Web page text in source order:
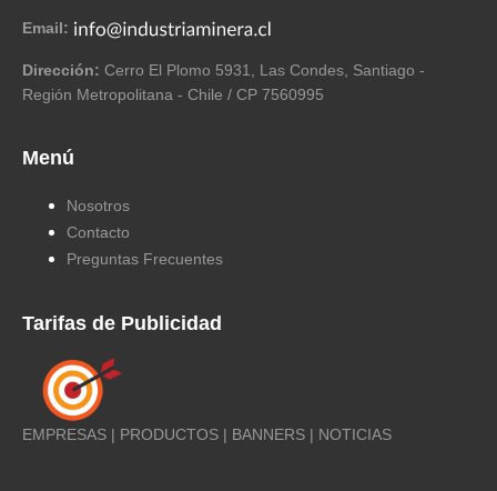
Email:
Dirección: Cerro El Plomo 5931, Las Condes, Santiago -
Región Metropolitana - Chile / CP 7560995
Menú
Nosotros
Contacto
Preguntas Frecuentes
Tarifas de Publicidad
EMPRESAS | PRODUCTOS | BANNERS | NOTICIAS